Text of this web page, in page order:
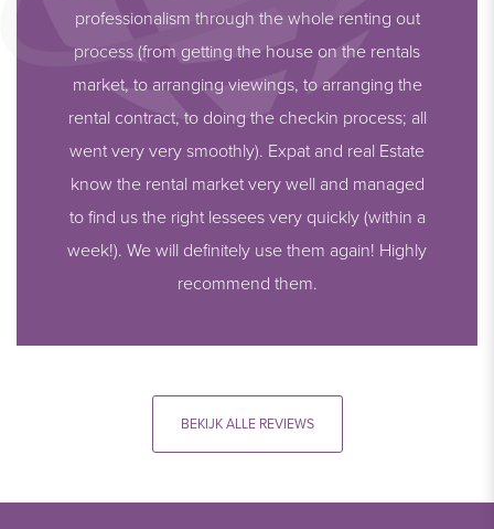
professionalism through the whole renting out
process (from getting the house on the rentals
market, to arranging viewings, to arranging the
rental contract, to doing the checkin process; all
went very very smoothly). Expat and real Estate
know the rental market very well and managed
to find us the right lessees very quickly (within a
week!). We will definitely use them again! Highly
recommend them.
BEKIJK ALLE REVIEWS